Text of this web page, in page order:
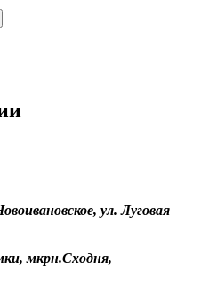
ул. Луговая
мкрн.Сходня,